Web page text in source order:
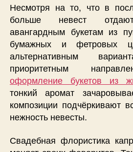
Несмотря на то, что в
больше невест
авангардным букетам из
бумажных и фетровых
альтернативным
приоритетным
оформление букетов из
тонкий аромат
композиции подчёркивают
нежность невесты.
Свадебная флористика